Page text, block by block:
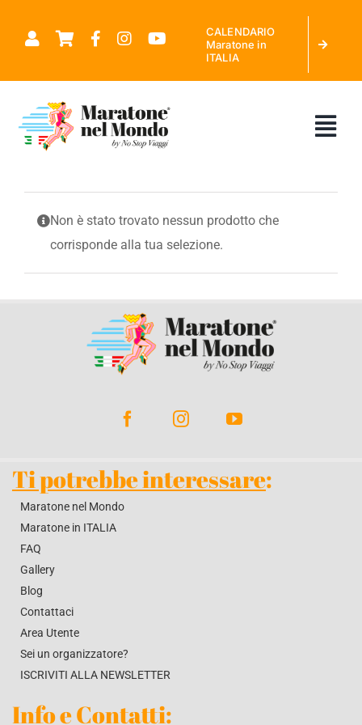
CALENDARIO
Maratone in
ITALIA
CHI SIAMO
MARATONE NEL MONDO
CALENDARIO MARATONE IN ITALIA
RICHIEDI PREVENTIVO
Non è stato trovato nessun prodotto che
corrisponde alla tua selezione.
Ti potrebbe interessare:
Maratone nel Mondo
Maratone in ITALIA
FAQ
Gallery
Blog
Contattaci
Area Utente
Sei un organizzatore?
ISCRIVITI ALLA NEWSLETTER
Info e Contatti: